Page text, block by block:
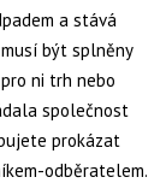
a stává
být splněny
ni trh nebo
společnost
prokázat
odběratelem.